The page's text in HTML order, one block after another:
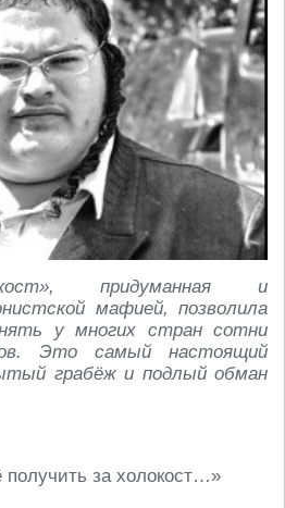
придуманная и
мафией, позволила
у многих стран сотни
Это самый настоящий
грабёж и подлый обман
за холокост…»